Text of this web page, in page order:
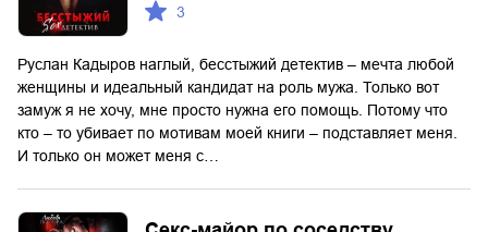
3
Руслан Кадыров наглый, бесстыжий детектив – мечта любой
женщины и идеальный кандидат на роль мужа. Только вот
замуж я не хочу, мне просто нужна его помощь. Потому что
кто – то убивает по мотивам моей книги – подставляет меня.
И только он может меня с…